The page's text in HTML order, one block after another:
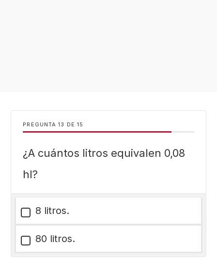
PREGUNTA DE 15
¿A cuántos litros equivalen 0,08
hl?
8 litros.
80 litros.